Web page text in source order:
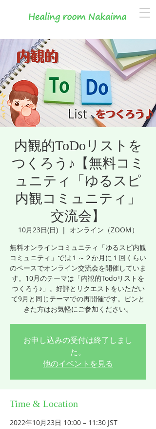
内観的ToDoリストを
つくろう♪【無料コミ
ュニティ「ゆるスピ
内観コミュニティ」
交流会】
10月23日(日)
  |
オンライン（ZOOM）
無料オンラインコミュニティ「ゆるスピ内観
コミュニティ」では１～２か月に１回くらい
のペースでオンライン交流会を開催していま
す。10月のテーマは「内観的Todoリストを
つくろう♪」。好評とリクエストをいただい
て9月と同じテーマでの再開催です。ピンと
きた方はお気軽にご参加ください。
お申し込みの受付は終了しまし
た。
他のイベントを見る
Time & Location
2022年10月23日 10:00 – 11:30 JST